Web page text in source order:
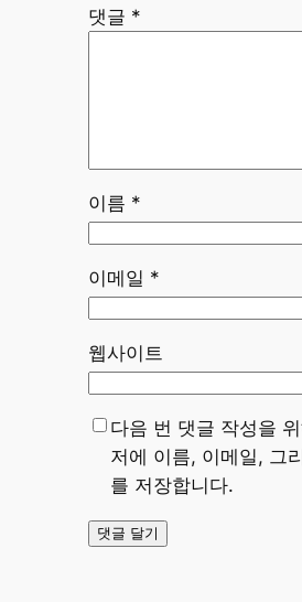
댓글 *
이름 *
이메일 *
웹사이트
다음 번 댓글 작성을
저에 이름, 이메일, 그
를 저장합니다.